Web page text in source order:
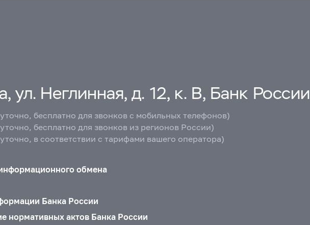
ул. Неглинная, д. 12, к. В, Банк России
бесплатно для звонков с мобильных телефонов)
бесплатно для звонков из регионов России)
в соответствии с тарифами вашего оператора)
обмена
Банка России
нормативных актов Банка России